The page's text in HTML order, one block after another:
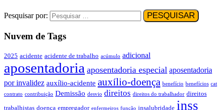
Pesquisar por:
Nuvem de Tags
2025 acidente acidente de trabalho acúmulo adicional
aposentadoria aposentadoria especial aposentadoria
por invalidez auxílio-acidente auxílio-doença benefício benefícios cat
contrato contribuição Demissão desvio direitos direitos do trabalhador direitos
trabalhistas doença empregador enfermeiros função insalubridade inss